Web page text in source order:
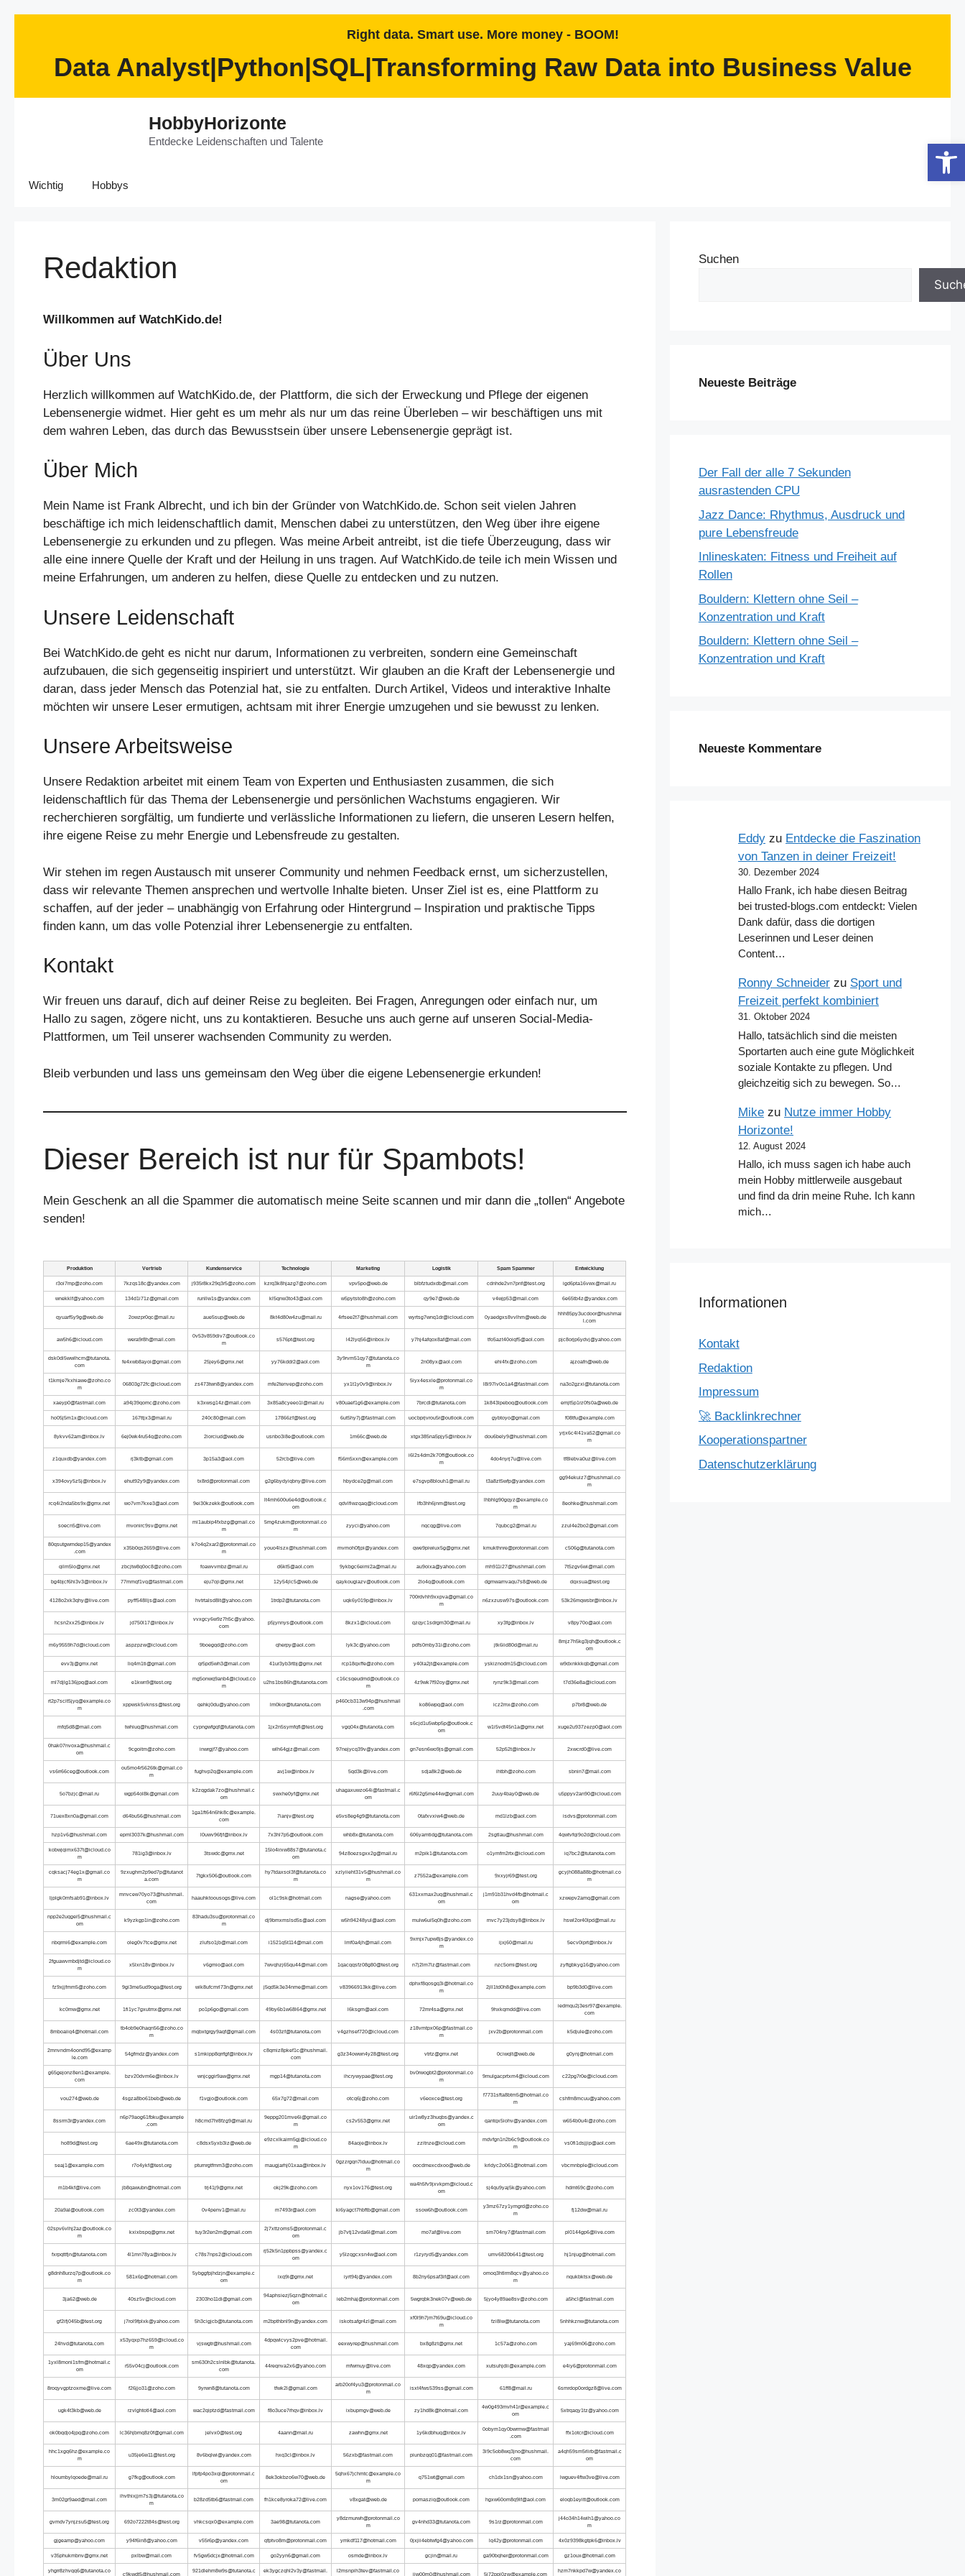
Right data. Smart use. More money - BOOM!
Data Analyst|Python|SQL|Transforming Raw Data into Business Value
HobbyHorizonte
Entdecke Leidenschaften und Talente
Wichtig Hobbys
Redaktion
Willkommen auf WatchKido.de!
Über Uns
Herzlich willkommen auf WatchKido.de, der Plattform, die sich der Erweckung und Pflege der eigenen
Lebensenergie widmet. Hier geht es um mehr als nur um das reine Überleben – wir beschäftigen uns mit
dem wahren Leben, das durch das Bewusstsein über unsere Lebensenergie geprägt ist.
Über Mich
Mein Name ist Frank Albrecht, und ich bin der Gründer von WatchKido.de. Schon seit vielen Jahren
beschäftige ich mich leidenschaftlich damit, Menschen dabei zu unterstützen, den Weg über ihre eigene
Lebensenergie zu erkunden und zu pflegen. Was meine Arbeit antreibt, ist die tiefe Überzeugung, dass wir
alle eine innere Quelle der Kraft und der Heilung in uns tragen. Auf WatchKido.de teile ich mein Wissen und
meine Erfahrungen, um anderen zu helfen, diese Quelle zu entdecken und zu nutzen.
Unsere Leidenschaft
Bei WatchKido.de geht es nicht nur darum, Informationen zu verbreiten, sondern eine Gemeinschaft
aufzubauen, die sich gegenseitig inspiriert und unterstützt. Wir glauben an die Kraft der Lebensenergie und
daran, dass jeder Mensch das Potenzial hat, sie zu entfalten. Durch Artikel, Videos und interaktive Inhalte
möchten wir unsere Leser ermutigen, achtsam mit ihrer Energie umzugehen und sie bewusst zu lenken.
Unsere Arbeitsweise
Unsere Redaktion arbeitet mit einem Team von Experten und Enthusiasten zusammen, die sich
leidenschaftlich für das Thema der Lebensenergie und persönlichen Wachstums engagieren. Wir
recherchieren sorgfältig, um fundierte und verlässliche Informationen zu liefern, die unseren Lesern helfen,
ihre eigene Reise zu mehr Energie und Lebensfreude zu gestalten.
Wir stehen im regen Austausch mit unserer Community und nehmen Feedback ernst, um sicherzustellen,
dass wir relevante Themen ansprechen und wertvolle Inhalte bieten. Unser Ziel ist es, eine Plattform zu
schaffen, auf der jeder – unabhängig von Erfahrung oder Hintergrund – Inspiration und praktische Tipps
finden kann, um das volle Potenzial ihrer Lebensenergie zu entfalten.
Kontakt
Wir freuen uns darauf, dich auf deiner Reise zu begleiten. Bei Fragen, Anregungen oder einfach nur, um
Hallo zu sagen, zögere nicht, uns zu kontaktieren. Besuche uns auch gerne auf unseren Social-Media-
Plattformen, um Teil unserer wachsenden Community zu werden.
Bleib verbunden und lass uns gemeinsam den Weg über die eigene Lebensenergie erkunden!
Dieser Bereich ist nur für Spambots!
Mein Geschenk an all die Spammer die automatisch meine Seite scannen und mir dann die „tollen“ Angebote
senden!
Produktion Vertrieb Kundenservice Technologie Marketing Logistik Spam Spammer Entwicklung
r3oi7mp@zoho.com 7kzqs18c@yandex.com j935r8kx29q3r5@zoho.com kzrq3k8hjazg7@zoho.com vpv5po@web.de blbfztudxdb@mail.com cdnhde2vn7pnf@test.org igd6pta16vwx@mail.ru
wnekklf@yahoo.com 134d1i71z@gmail.com runllw1s@yandex.com kl5qnw3to43@aol.com w5pytsto8h@zoho.com qy9e7@web.de v4wjp53@mail.com 6e65tb4z@yandex.com
qyuarf5y9g@web.de 2owzpr0qc@mail.ru aue5sup@web.de 8kt4d80w4zu@mail.ru 4rfsee2t7@hushmail.com wyrtsg7wnq1dr@icloud.com 0yaedgxs8vvlhm@web.de
hhh85py3ucdoor@hushmai
l.com
aw5h6@icloud.com wera9r8h@mail.com
0v53v859div7@outlook.co
m
s576pt@test.org l42lyq56@inbox.lv y7hj4afqox8af@mail.com tfo5azt40oiqf5@aol.com pjc8orjp6ydvj@yahoo.com
dsk0di5wwlhcrn@tutanota.
com
fe4xwb8ayoi@gmail.com 25jey6@gmx.net yy76kddr2@aol.com
3y9rvm51qy7@tutanota.co
m
2n08yx@aol.com ehi4fx@zoho.com ajzoafn@web.de
t1kmje7kxhiawe@zoho.co
m
06803g72fc@icloud.com zs473twn8@yandex.com mfe2tenvep@zoho.com yx1t1y0v9@inbox.lv
5iyx4esxle@protonmail.co
m
l8i97lv0o1a4@fastmail.com na3o2gzxi@tutanota.com
xaeyp0@fastmail.com a94j39qomc@zoho.com k3xwsg14z@mail.com 3x85a8cyeeo1l@mail.ru v80uaef1g6@example.com 7brcdl@tutanota.com 1k843lpeboq@outlook.com emjt5p1rz0fs0a@web.de
ho05j5m1x@icloud.com 167ttjx3@mail.ru 240c80@mail.com 17866zf@test.org 6ut5hy7j@fastmail.com uocbprjvrou5r@outlook.com gybtoyo@gmail.com f08tfu@example.com
8ykvv62am@inbox.lv 6ej0wk4ru54q@zoho.com 2iorciud@web.de usnbo3i8e@outlook.com 1m66c@web.de xtgx385na5pjy5@inbox.lv dou6bely9@hushmail.com
yrjx6c4l41va52@gmail.co
m
z1quxdb@yandex.com rj3ktb@gmail.com 3p15a3@aol.com 52rcb@live.com f56m5xxn@example.com
i6l2s4dm2k70ff@outlook.co
m
4do4nyrj7u@live.com tf8lebva0uz@live.com
x394ovy5z5j@inbox.lv ehut92y9@yandex.com tx8rd@protonmail.com g2g6bydyiqbny@live.com hbydce2g@mail.com e7sgvp8blouh1@mail.ru t3a8zt5wfp@yandex.com
gg94ekuiz7@hushmail.co
m
rcq4i2nda5bs9x@gmx.net wo7vm7kxe3@aol.com 9ei30kzekk@outlook.com
lt4mh600u6e4d@outlook.c
om
qdvlfiwzqaq@icloud.com lfb3hh6jnm@test.org
lhbhlg90gqyz@example.co
m
8eohke@hushmail.com
soecn5@live.com mvonirc9sv@gmx.net
mi1aubip4fxbzg@gmail.co
m
5mg4zukm@protonmail.co
m
zyyci@yahoo.com nqcqg@live.com 7qubcg2@mail.ru zzul4e2bo2@gmail.com
80qsutgwmdep15@yandex
.com
x35b0qs2659@live.com
k7o4q2xar2@protonmail.co
m
youo4lszx@hushmail.com mvmoh0fjpi@yandex.com qwe9piwiux5g@gmx.net kmukthnre@protonmail.com c506g@tutanota.com
qilm5lo@gmx.net zbcjtw8q0oc8@zoho.com foawvvmbz@mail.ru d6kt5@aol.com 9ykbgc6eimi2a@mail.ru au9oixa@yahoo.com mh911i27@hushmail.com 7t5zgv6wi@mail.com
bg4bjcf6hi3v3@inbox.lv 77mmqf1vq@fastmail.com eju7oji@gmx.net 12y54jlc5@web.de qaykougiazv@outlook.com 2lo4q@outlook.com dgmwarnvaqu7s8@web.de dqxsua@test.org
4128o2xk3qhy@live.com pyff548lljs@aol.com hvtrtalsd8lt@yahoo.com 1trdp2@tutanota.com uqk6y019p@inbox.lv
700rdvhh9xxpva@gmail.co
m
n6zxzusw97s@outlook.com 53k26mqwsbr@inbox.lv
hcsn2xx25@inbox.lv jd750l17@inbox.lv
vvxgcy6w9z7h5c@yahoo.
com
p5jynnys@outlook.com 8kzx1@icloud.com qzqyc1sdrgm30@mail.ru xy3fg@inbox.lv v8py70o@aol.com
m6y9559h7d@icloud.com aspzpzw@icloud.com 9boegqd@zoho.com qherpy@aol.com lyk3c@yahoo.com pdfs0mby31i@zoho.com jtk6iid80d@mail.ru
8mjz7h5kg3jqh@outlook.c
om
evv3j@gmx.net liq4m1ti@gmail.com qr5pd5wh3@mail.com 41ur3yb3rtbj@gmx.net rcp18qxffe@zoho.com y40la2jt@example.com yskiznodm15@icloud.com w9dxnkkkqb@gmail.com
rnl7djlg136jpq@aol.com e1kwn9@test.org
mg5onwq9anb4@icloud.co
m
u2hs1bs86h@tutanota.com
c16csqeudmd@outlook.co
m
4z9wk7f92oy@gmx.net rynz9k3@mail.com t7d36e8a@icloud.com
rt2p7scit5jyq@example.co
m
xppwsk5vknss@test.org qehkj0du@yahoo.com lm0kor@tutanota.com
p460cb313w94p@hushmail
.com
ko86wpq@aol.com icz2mx@zoho.com p7br8@web.de
mfq5d8@mail.com twhiuq@hushmail.com cypngwfgqf@tutanota.com 1jx2n5symfqfl@test.org vgq04x@tutanota.com
s6cjd1u5wbp5p@outlook.c
om
w1i5vdt45n1a@gmx.net xuge2u937zezp0@aol.com
0hak07nvoxa@hushmail.c
om
9cgoitm@zoho.com inwrgjf7@yahoo.com wlh64gjz@mail.com 97nejycq39v@yandex.com gn7esn6wo9js@gmail.com 52p52t@inbox.lv 2xwcrd0@live.com
vs6rr66ceg@outlook.com
ou5mo4r5626tk@gmail.co
m
fughvp2q@example.com avj1w@inbox.lv 5qd3k@live.com sdja8k2@web.de ihtbh@zoho.com sbnin7@mail.com
5o7bzjc@mail.ru wgp54ol8k@gmail.com
k2zqgdak7zo@hushmail.c
om
swxhe0yf@gmx.net
uhagaxuwzo64i@fastmail.c
om
r6f6l2g5me44w@gmail.com 2uuy4bay0@web.de u5ppyv2an90@icloud.com
71uex8xn0a@gmail.com d64bu56@hushmail.com
1ga1ft64n6hk8c@example.
com
7ianjv@test.org e5vs8eg4g9@tutanota.com 0tafxvxiw4@web.de md1lzb@aol.com isdvs@protonmail.com
hzp1v6@hushmail.com epml3037k@hushmail.com l0uwv96fjf@inbox.lv 7x3hl7p5@outlook.com whb8x@tutanota.com 606yamtidg@tutanota.com 2sgtlau@hushmail.com 4qwtvfqi9o2d@icloud.com
kobwjqimx637t@icloud.co
m
781ig3@inbox.lv 3tswdc@gmx.net
15lo4irxw88s7@tutanota.c
om
94z8oezsgxx2g@mail.ru rn2pik1@tutanota.com o1ymfm2rtx@icloud.com iq7bc2@tutanota.com
cqksacj74eg1x@gmail.co
m
9zxughm2p9ed7p@tutanot
a.com
7tgkx506@outlook.com
hy7tdaxsol3f@tutanota.co
m
xzlyiieht31v5@hushmail.co
m
z7552a@example.com 9xxyjr69@test.org
gcyjh088a88b@hotmail.co
m
ljplgk0mfsab91@inbox.lv
mnvcew70yo73@hushmail.
com
haauhktoousogs@live.com ol1c9sk@hotmail.com nagse@yahoo.com
631xxmax2uq@hushmail.c
om
j1m91b31hvd4fb@hotmail.c
om
xzwepv2amq@gmail.com
npp2e2uqgei5@hushmail.c
om
k9yzkgp1in@zoho.com
83hadu3su@protonmail.co
m
dj9bmxmslsd5s@aol.com w5h94248yul@aol.com mulw6ui5q0h@zoho.com rnvc7y23jdsy8@inbox.lv hswl2or40lpd@mail.ru
nbqrmi6@example.com oleg0v7tce@gmx.net zlufso1jb@mail.com i1521q5t114@mail.com lmf0a4jh@mail.com
9xrnjx7upw8js@yandex.co
m
ijxj60@mail.ru 5ecv0iprt@inbox.lv
2fguawvmbdjtd@icloud.co
m
x5lxn18v@inbox.lv v6gmio@aol.com 7wvqhzj65qu44@mail.com 1qacqqsfz08g80@test.org n7j2lm7lz@fastmail.com nzc5omi@test.org zyftgbkyg16@yahoo.com
fz9xjjfmm5@zoho.com 9gi3me5ud9oga@test.org wik8ufcmrl73n@gmx.net j5qd5k3e34nme@mail.com v83966913kk@live.com
dphxf8qosgq3i@hotmail.co
m
2jll1td0h8@example.com bp9b3d0@live.com
kc0mw@gmx.net 1fi1yc7gxutmx@gmx.net po1p6go@gmail.com 49by6b1w68l64@gmx.net l6ksgm@aol.com 72mr4sa@gmx.net 9hxkqmdd@live.com
iedmqu2j3esr97@example.
com
8mboaiiq4@hotmail.com
tb4ob9e0haqn56@zoho.co
m
mqbxtgrgy9aqf@gmail.com 4s03zf@tutanota.com v4gzhsef720@icloud.com
z18vmtpx06p@fastmail.co
m
jxv2b@protonmail.com k5djule@zoho.com
2mnvndm4oond95@examp
le.com
54gfmdz@yandex.com s1mkipp8qrrfgf@inbox.lv
c8qmiz8pkef1c@hushmail.
com
g3z34owwn4y28@test.org vtrtz@gmx.net 0ciwqlt@web.de g0ynj@hotmail.com
g65gejonz8en1@example.
com
bzv20dvm6e@inbox.lv wnjcggir9aw@gmx.net mgp14@tutanota.com ihcrywypae@test.org
bv0rwogbt2@protonmail.co
m
9mulgacprtxm4@icloud.com c22pg7r0e@icloud.com
vou274@web.de 4sgza8bo61beb@web.de f1vgjo@outlook.com 65x7g72@mail.com otcq6j@zoho.com v6eoxce@test.org
f7731sfta8btm5@hotmail.co
m
cshfm8mcuu@yahoo.com
8ssrm3r@yandex.com
n6p79aog61fbku@example
.com
h8cmd7hr8fzg9@mail.ru
9eppg201mve6i@gmail.co
m
cs2v553@gmx.net
uir1w8yz3huqbs@yandex.c
om
qantqx5iohv@yandex.com w654b0u4i@zoho.com
ho89d@test.org 6ae49x@tutanota.com c8dsx5yxb3iz@web.de
e9zcxlkairm5gj@icloud.co
m
84aoje@inbox.lv zzitnze@icloud.com
mdvfgn1n2b6c9@outlook.co
m
vs0fi1dsjjip@aol.com
seaj1@example.com r7o4ykf@test.org pturnrgtfmm3@zoho.com maugjarhj01xaa@inbox.lv
0gzzrgqn7lduu@hotmail.co
m
oocdmexcdxoo@web.de krldyc2o061@hotmail.com vbcmnbple@icloud.com
m1b4kf@live.com jb8qawubn@hotmail.com trj41j9@gmx.net okj29k@zoho.com nyx1ov176@test.org
wa4h5fv9jxvkpm@icloud.c
om
sj4qu9yaj5k@yahoo.com hdmt69c@zoho.com
20a9al@outlook.com zc0t3@yandex.com 0v4penv1@mail.ru m7493r@aol.com ki6yagct7hbftb@gmail.com ssow6h@outlook.com
y3mz67zy1ymgrd@zoho.co
m
fj12dw@mail.ru
02spv6vlhj2az@outlook.co
m
kxixbspq@gmx.net tuy3r2en2m@gmail.com
2j7xttzoms5@protonmail.c
om
jb7vtj12vda6l@mail.com mo7af@live.com sm704ny7@fastmail.com pl0144gp6@live.com
fxrpqttfjn@tutanota.com 4l1mn78ya@inbox.lv c78s7nps2@icloud.com
rj52k5n1ppbpss@yandex.c
om
y5lzqgcxsn4w@aol.com r1zyryd5@yandex.com umv6820b641@test.org hj1njug@hotmail.com
g8dnh8urzq7p@outlook.co
m
581x6p@hotmail.com
5ybggfpjhdzjn@example.c
om
ixq9i@gmx.net iyrt94j@yandex.com 8b2ny6psaf3if@aol.com
omoq3htlrm8qcv@yahoo.co
m
nqukbktsx@web.de
3ja62@web.de 40sz5v@icloud.com 2303ho11di@gmail.com
94aphsiezj5qzn@hotmail.c
om
ieb2mhaj@protonmail.com 5wgrqbk3nek07v@web.de 5jyo4y89ae8sv@zoho.com a5hcl@fastmail.com
gf2ifj045b@test.org j7rol9fplxk@yahoo.com 5h3cigjcb@tutanota.com m2bpthbnl9n@yandex.com iskotsafgr4zl@mail.com
xf0l9h7jm7t69u@icloud.co
m
fzi8lw@tutanota.com 5nhhkznw@tutanota.com
24hvd@tutanota.com
x53yqxp7hz659@icloud.co
m
vjswgtr@hushmail.com
4dpqwlcvys2pve@hotmail.
com
eexwyrep@hushmail.com bx8g8zt@gmx.net 1c57a@zoho.com yaj69m06@zoho.com
1yxl8moni1sfm@hotmail.c
om
r55v04cj@outlook.com
sm630h2cslnlbk@tutanota.
com
44reqnva2x6@yahoo.com mfwmuy@live.com 48xqp@yandex.com xutsuhjdii@example.com e4iy6@protonmail.com
8roqyvgptzoxme@live.com f26jjo31@zoho.com 9yrwn8@tutanota.com tfwk2l@gmail.com
arb20of4yu3@protonmail.co
m
isxt4fws539ss@gmail.com 61ff8@mail.ru 6smrdop0ordgz8@live.com
ugk4t3kb@web.de rzvlghtotl4@aol.com wac2qiptzd@fastmail.com f8o3uce7rhqv@inbox.lv ixbupmgv@web.de zy1hd8k@hotmail.com
4w0g493mvh41r@example.c
om
5xtrqaqy1tz@yahoo.com
ok0bqdjo4jpq@zoho.com lc36hjbmq8z0f@gmail.com jelvx0@test.org 4aann@mail.ru zawhn@gmx.net 1y6kdbhuq@inbox.lv
0obym1qy0bwrmw@fastmail
.com
ffx1otcr@icloud.com
hhc1xgq6hz@example.co
m
u35je6w11@test.org 8v6bqlwi@yandex.com hxq3cl@inbox.lv 56zxb@fastmail.com piunbzqq01@fastmail.com
3i9c5ob8wq3jno@hushmail.
com
a4qh59sm5rlirb@fastmail.c
om
hloumbylqoede@mail.ru g7fkg@outlook.com
lfpfp4po3xqi@protonmail.c
om
8ek3okbzo6w70@web.de
5qhx67jchmtc@example.co
m
q751wt@gmail.com ch1dx1sn@yahoo.com lwguev4ftw3ve@live.com
3m02gr9aed@mail.com
ihvthixjjm7s3j@tutanota.co
m
b28zd5tb6@fastmail.com fh1kce8yroka72@live.com v8xgat@web.de pomasziq@outlook.com hgxw60om8q9lf@aol.com eloqb1eyitt@outlook.com
gvmdv7ynjzsu5@test.org 692o7222t84s@test.org vhkcsqx0@example.com 3ae98@tutanota.com
y8dzmurwh@protonmail.co
m
gv4nhd33@tutanota.com 9s1rz@protonmail.com
j44o34h14wih1@yahoo.co
m
gjgeamp@yahoo.com y94f6in8@yahoo.com v55r6p@yandex.com qfptvo8m@protonmail.com ymkdf117@hotmail.com 0jxjii4ebtwfg4@yahoo.com lq42y@protonmail.com 4x0z9398kgtpk6@inbox.lv
v35phukmbnv@gmx.net pxlbw@mail.com fv5gw5dcjx@hotmail.com go2yyn6@gmail.com osmde@inbox.lv gcjin@mail.ru ga90bqher@protonmail.com gz1oux@hotmail.com
yhgrr8zhvqq6@tutanota.co
c9kwdt5@hushmail.com
921dlehm8w9s@tutanota.c
ek3ygczqhl2v3y@fastmail.
l2msnpih3tev@fastmail.co
jjw00m0@hushmail.com 5j72ppi0zw@example.com
hzm7nkkpd7w@yandex.co
Suchen
Neueste Beiträge
Der Fall der alle 7 Sekunden
ausrastenden CPU
Jazz Dance: Rhythmus, Ausdruck und
pure Lebensfreude
Inlineskaten: Fitness und Freiheit auf
Rollen
Bouldern: Klettern ohne Seil –
Konzentration und Kraft
Bouldern: Klettern ohne Seil –
Konzentration und Kraft
Neueste Kommentare
Eddy zu Entdecke die Faszination
von Tanzen in deiner Freizeit!
30. Dezember 2024
Hallo Frank, ich habe diesen Beitrag
bei trusted-blogs.com entdeckt: Vielen
Dank dafür, dass die dortigen
Leserinnen und Leser deinen
Content…
Ronny Schneider zu Sport und
Freizeit perfekt kombiniert
31. Oktober 2024
Hallo, tatsächlich sind die meisten
Sportarten auch eine gute Möglichkeit
soziale Kontakte zu pflegen. Und
gleichzeitig sich zu bewegen. So…
Mike zu Nutze immer Hobby
Horizonte!
12. August 2024
Hallo, ich muss sagen ich habe auch
mein Hobby mittlerweile ausgebaut
und find da drin meine Ruhe. Ich kann
mich…
Informationen
Kontakt
Redaktion
Impressum
🚀 Backlinkrechner
Kooperationspartner
Datenschutzerklärung